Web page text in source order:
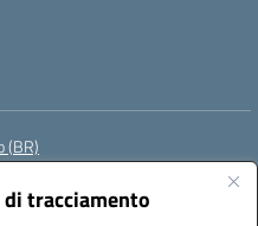
tracciamento
(BR)